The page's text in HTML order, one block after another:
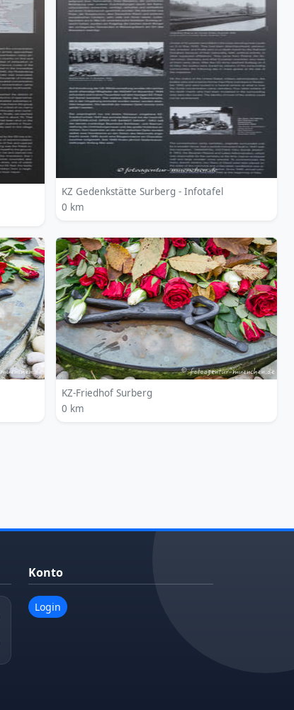
KZ Gedenkstätte Surberg - Infotafel
0 km
KZ-Friedhof Surberg
0 km
Konto
Login